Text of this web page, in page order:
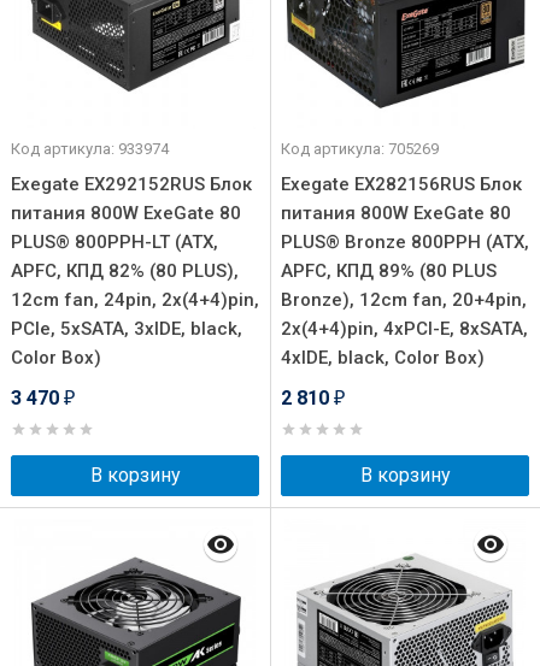
Код артикула: 933974
Exegate EX292152RUS Блок
питания 800W ExeGate 80
PLUS® 800PPH-LT (ATX,
APFC, КПД 82% (80 PLUS),
12cm fan, 24pin, 2x(4+4)pin,
PCIe, 5xSATA, 3xIDE, black,
Color Box)
3 470 ₽
В корзину
Код артикула: 705269
Exegate EX282156RUS Блок
питания 800W ExeGate 80
PLUS® Bronze 800PPH (ATX,
APFC, КПД 89% (80 PLUS
Bronze), 12cm fan, 20+4pin,
2x(4+4)pin, 4xPCI-E, 8xSATA,
4xIDE, black, Color Box)
2 810 ₽
В корзину